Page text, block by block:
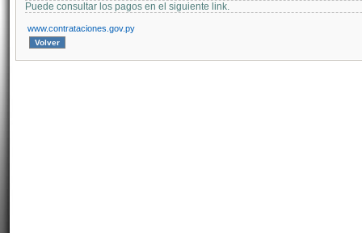
Puede consultar los pagos en el siguiente link.
www.contrataciones.gov.py